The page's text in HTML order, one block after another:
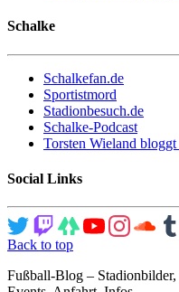
Schalke
Schalkefan.de
Sportistmord
Stadionbesuch.de
Schalke-Podcast
Torsten Wieland
Social Links
Back to top
Fußball-Blog –